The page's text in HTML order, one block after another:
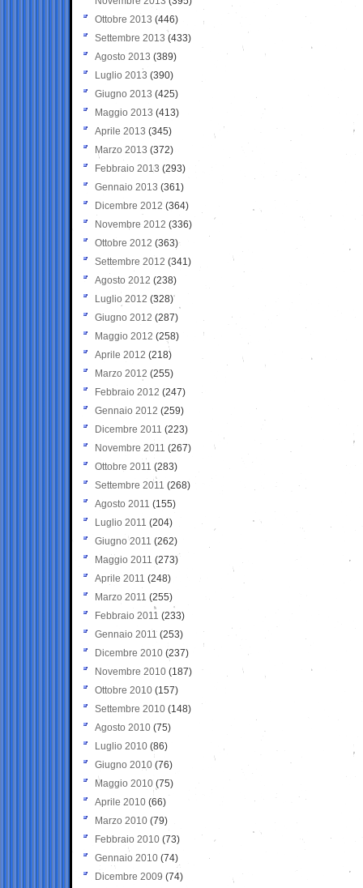
Ottobre 2013 (446)
Settembre 2013 (433)
Agosto 2013 (389)
Luglio 2013 (390)
Giugno 2013 (425)
Maggio 2013 (413)
Aprile 2013 (345)
Marzo 2013 (372)
Febbraio 2013 (293)
Gennaio 2013 (361)
Dicembre 2012 (364)
Novembre 2012 (336)
Ottobre 2012 (363)
Settembre 2012 (341)
Agosto 2012 (238)
Luglio 2012 (328)
Giugno 2012 (287)
Maggio 2012 (258)
Aprile 2012 (218)
Marzo 2012 (255)
Febbraio 2012 (247)
Gennaio 2012 (259)
Dicembre 2011 (223)
Novembre 2011 (267)
Ottobre 2011 (283)
Settembre 2011 (268)
Agosto 2011 (155)
Luglio 2011 (204)
Giugno 2011 (262)
Maggio 2011 (273)
Aprile 2011 (248)
Marzo 2011 (255)
Febbraio 2011 (233)
Gennaio 2011 (253)
Dicembre 2010 (237)
Novembre 2010 (187)
Ottobre 2010 (157)
Settembre 2010 (148)
Agosto 2010 (75)
Luglio 2010 (86)
Giugno 2010 (76)
Maggio 2010 (75)
Aprile 2010 (66)
Marzo 2010 (79)
Febbraio 2010 (73)
Gennaio 2010 (74)
Dicembre 2009 (74)